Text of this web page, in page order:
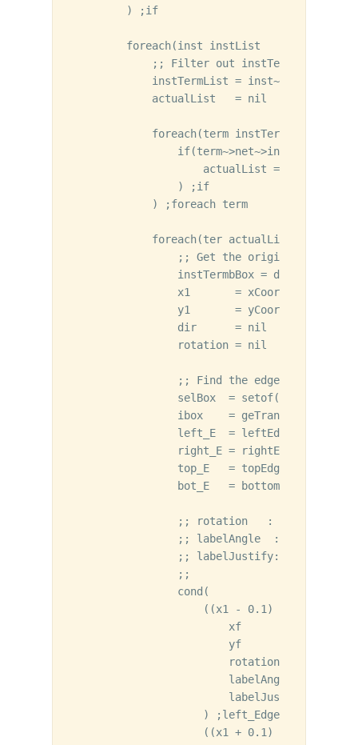
        ) ;if
        foreach(inst instList
;; Filter out instTerms with
            instTermList = inst~>instTerms
            actualList   = nil
            foreach(term instTermList
if(term~>net~>instTermCount
actualList =
                ) ;if
            ) ;foreach term
            foreach(ter actualList
;; Get the origin for the
instTermbBox =
x1       =
y1       =
                dir      = nil
                rotation = nil
;; Find the edge of the
selBox  = setof(x
ibox    =
                left_E  = leftEdge(ibox)
                right_E = rightEdge(ibox)
                top_E   = topEdge(ibox)
                bot_E   = bottomEdge(ibox)
;; rotation   : points the
;; labelAngle  : text
;; labelJustify: anchor so
;;               (i.e.,
                cond(
                    ((x1 - 0.1) < left_E
xf           = x1 -
                        yf           = y1
                        rotation     = "R0"
                        labelAngle   = 0.0
labelJustify =
                    ) ;left_Edge
                    ((x1 + 0.1) > right_E